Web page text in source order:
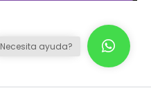
Necesita ayuda?